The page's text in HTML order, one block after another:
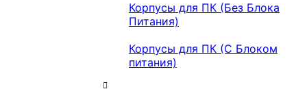
Корпусы для ПК (Без Блока
Питания)
Корпусы для ПК (С Блоком
питания)